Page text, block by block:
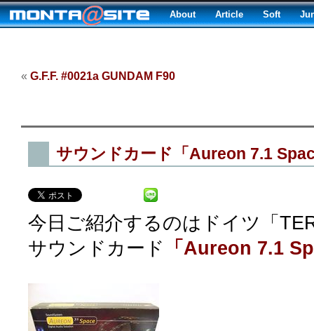
About Article Soft
« G.F.F. #0021a GUNDAM F90
サウンドカード「Aureon 7.1
今日ご紹介するのはドイツ「
サウンドカード
「Aureon 7.1